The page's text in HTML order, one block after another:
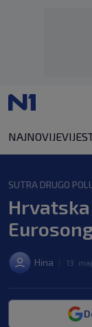
NAJNOVIJE
SUTRA DRUGO
Hina 13.